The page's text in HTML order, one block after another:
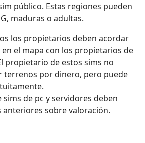
público. Estas regiones pueden
maduras o adultas.
los propietarios deben acordar
el mapa con los propietarios de
propietario de estos sims no
terrenos por dinero, pero puede
de pc y servidores deben
sobre valoración.